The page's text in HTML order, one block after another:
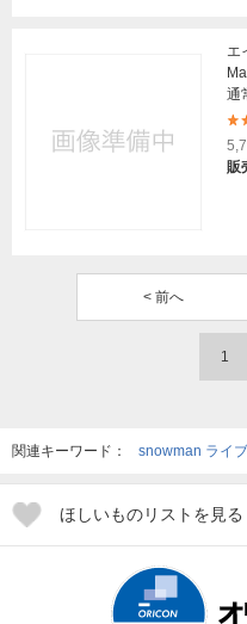
エ
通
販
< 前へ
1
関連キーワード： snowman ライブ
ほしいものリストを見る